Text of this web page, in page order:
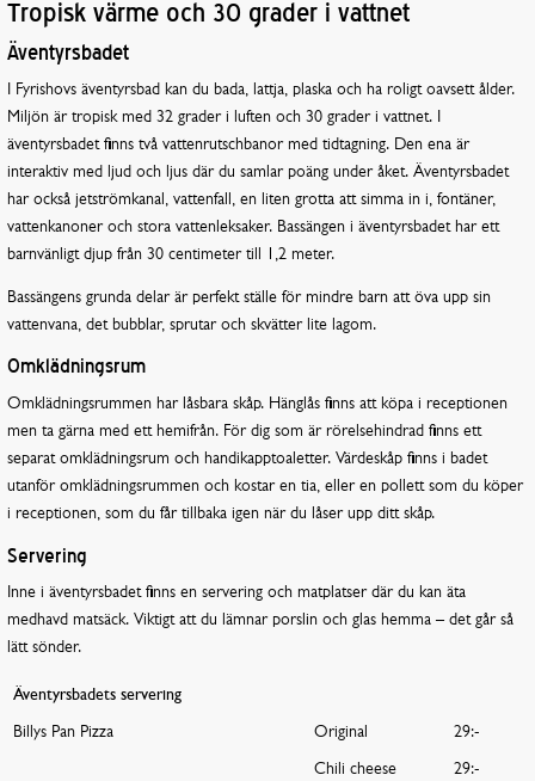
Tropisk värme och 30 grader i vattnet
Äventyrsbadet
I Fyrishovs äventyrsbad kan du bada, lattja, plaska och ha roligt oavsett ålder.
Miljön är tropisk med 32 grader i luften och 30 grader i vattnet. I
äventyrsbadet finns två vattenrutschbanor med tidtagning. Den ena är
interaktiv med ljud och ljus där du samlar poäng under åket. Äventyrsbadet
har också jetströmkanal, vattenfall, en liten grotta att simma in i, fontäner,
vattenkanoner och stora vattenleksaker. Bassängen i äventyrsbadet har ett
barnvänligt djup från 30 centimeter till 1,2 meter.
Bassängens grunda delar är perfekt ställe för mindre barn att öva upp sin
vattenvana, det bubblar, sprutar och skvätter lite lagom.
Omklädningsrum
Omklädningsrummen har låsbara skåp. Hänglås finns att köpa i receptionen
men ta gärna med ett hemifrån. För dig som är rörelsehindrad finns ett
separat omklädningsrum och handikapptoaletter. Värdeskåp finns i badet
utanför omklädningsrummen och kostar en tia, eller en pollett som du köper
i receptionen, som du får tillbaka igen när du låser upp ditt skåp.
Servering
Inne i äventyrsbadet finns en servering och matplatser där du kan äta
medhavd matsäck. Viktigt att du lämnar porslin och glas hemma – det går så
lätt sönder.
Äventyrsbadets servering
Billys Pan Pizza Original 29:-
Chili cheese 29:-